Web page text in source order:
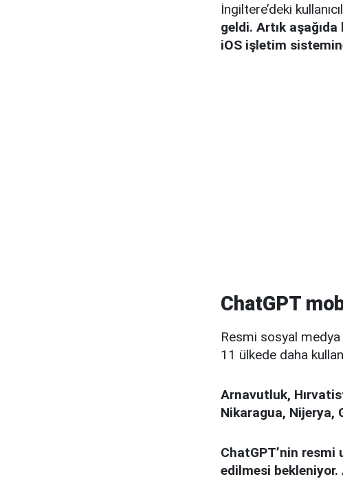
İngiltere’deki
geldi. Artık
iOS işletim
ChatGPT
Resmi sosyal medya
11 ülkede daha
Arnavutluk,
Nikaragua, Nijerya,
ChatGPT’nin
edilmesi bekleniyor.